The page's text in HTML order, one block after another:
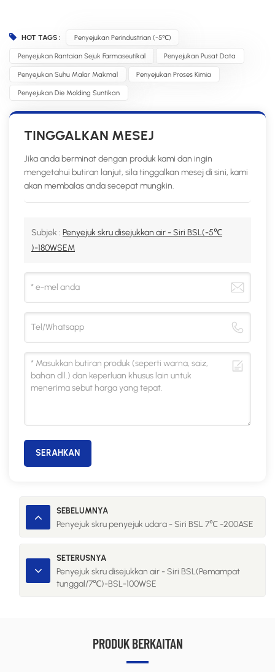
HOT TAGS : Penyejukan Perindustrian (-5℃)
Penyejukan Rantaian Sejuk Farmaseutikal Penyejukan Pusat Data
Penyejukan Suhu Malar Makmal Penyejukan Proses Kimia
Penyejukan Die Molding Suntikan
TINGGALKAN MESEJ
Jika anda berminat dengan produk kami dan ingin
mengetahui butiran lanjut, sila tinggalkan mesej di sini, kami
akan membalas anda secepat mungkin.
Subjek : Penyejuk skru disejukkan air - Siri BSL(-5℃
)-180WSEM
SERAHKAN
SEBELUMNYA
Penyejuk skru penyejuk udara - Siri BSL 7℃ -200ASE
SETERUSNYA
Penyejuk skru disejukkan air - Siri BSL(Pemampat
tunggal/7℃)-BSL-100WSE
PRODUK BERKAITAN